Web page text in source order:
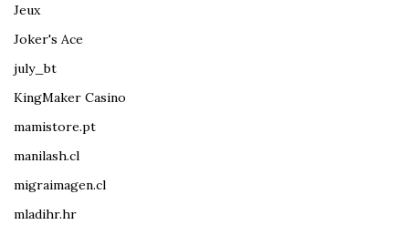
Jeux
Joker's Ace
july_bt
KingMaker Casino
mamistore.pt
manilash.cl
migraimagen.cl
mladihr.hr